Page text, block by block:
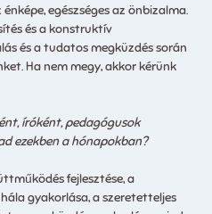
egészséges az önbizalma.
és a konstruktív
és a tudatos megküzdés során
Ha nem megy, akkor kérünk
íróként, pedagógusok
ezekben a hónapokban?
fejlesztése, a
gyakorlása, a szeretetteljes